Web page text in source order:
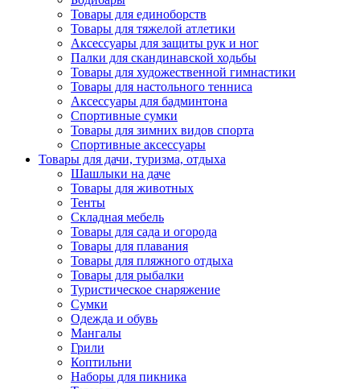
Товары для единоборств
Товары для тяжелой атлетики
Аксессуары для защиты рук и ног
Палки для скандинавской ходьбы
Товары для художественной гимнастики
Товары для настольного тенниса
Аксессуары для бадминтона
Спортивные сумки
Товары для зимних видов спорта
Спортивные аксессуары
Товары для дачи, туризма, отдыха
Шашлыки на даче
Товары для животных
Тенты
Складная мебель
Товары для сада и огорода
Товары для плавания
Товары для пляжного отдыха
Товары для рыбалки
Туристическое снаряжение
Сумки
Одежда и обувь
Мангалы
Грили
Коптильни
Наборы для пикника